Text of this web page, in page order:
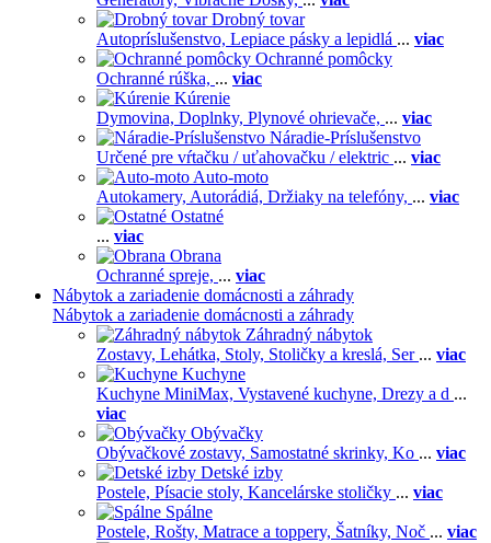
Drobný tovar
Autopríslušenstvo, Lepiace pásky a lepidlá ... viac
Ochranné pomôcky
Ochranné rúška, ... viac
Kúrenie
Dymovina, Doplnky, Plynové ohrievače, ... viac
Náradie-Príslušenstvo
Určené pre vŕtačku / uťahovačku / elektric ... viac
Auto-moto
Autokamery, Autorádiá, Držiaky na telefóny, ... viac
Ostatné
... viac
Obrana
Ochranné spreje, ... viac
Nábytok a zariadenie domácnosti a záhrady
Nábytok a zariadenie domácnosti a záhrady
Záhradný nábytok
Zostavy, Lehátka, Stoly, Stoličky a kreslá, Ser ... viac
Kuchyne
Kuchyne MiniMax, Vystavené kuchyne, Drezy a d ...
viac
Obývačky
Obývačkové zostavy, Samostatné skrinky, Ko ... viac
Detské izby
Postele, Písacie stoly, Kancelárske stoličky ... viac
Spálne
Postele, Rošty, Matrace a toppery, Šatníky, Noč ... viac